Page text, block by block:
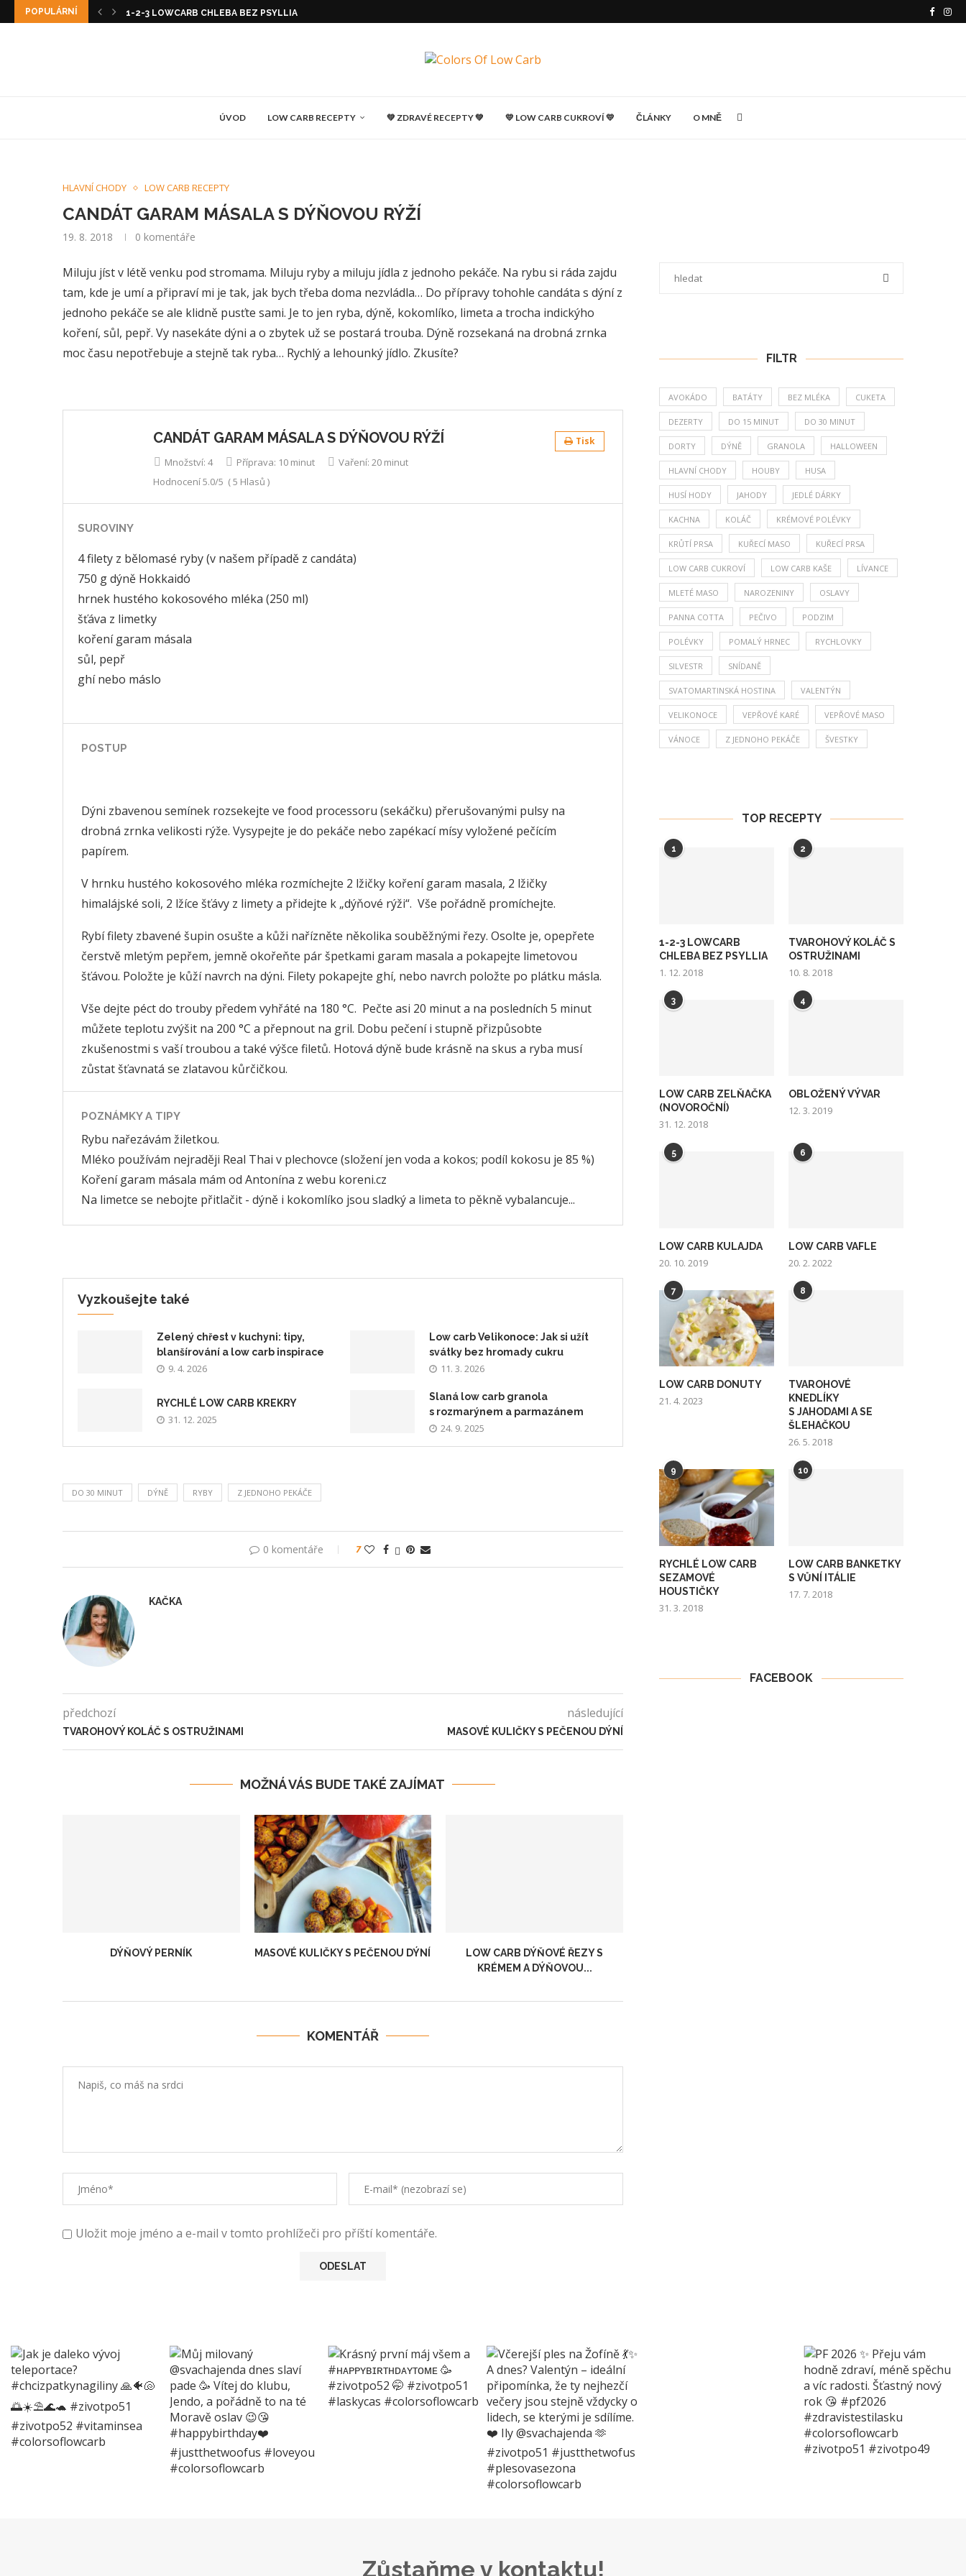
POPULÁRNÍ 1-2-3 LOWCARB CHLEBA BEZ PSYLLIA
ÚVOD LOW CARB RECEPTY 💚 ZDRAVÉ RECEPTY 💚 💛 LOW CARB CUKROVÍ 💛 ČLÁNKY O MNĚ
HLAVNÍ CHODY LOW CARB RECEPTY
CANDÁT GARAM MÁSALA S DÝŇOVOU RÝŽÍ
19. 8. 2018 0 komentáře
Miluju jíst v létě venku pod stromama. Miluju ryby a miluju jídla z jednoho pekáče. Na rybu si ráda zajdu
tam, kde je umí a připraví mi je tak, jak bych třeba doma nezvládla… Do přípravy tohohle candáta s dýní z
jednoho pekáče se ale klidně pusťte sami. Je to jen ryba, dýně, kokomlíko, limeta a trocha indickýho
koření, sůl, pepř. Vy nasekáte dýni a o zbytek už se postará trouba. Dýně rozsekaná na drobná zrnka
moc času nepotřebuje a stejně tak ryba… Rychlý a lehounký jídlo. Zkusíte?
CANDÁT GARAM MÁSALA S DÝŇOVOU RÝŽÍ Tisk
Množství: 4 Příprava: 10 minut Vaření: 20 minut
Hodnocení5.0/5 (5 Hlasů )
SUROVINY
4 filety z bělomasé ryby (v našem případě z candáta)
750 g dýně Hokkaidó
hrnek hustého kokosového mléka (250 ml)
šťáva z limetky
koření garam másala
sůl, pepř
ghí nebo máslo
POSTUP
Dýni zbavenou semínek rozsekejte ve food processoru (sekáčku) přerušovanými pulsy na
drobná zrnka velikosti rýže. Vysypejte je do pekáče nebo zapékací mísy vyložené pečícím
papírem.
V hrnku hustého kokosového mléka rozmíchejte 2 lžičky koření garam masala, 2 lžičky
himalájské soli, 2 lžíce šťávy z limety a přidejte k „dýňové rýži“. Vše pořádně promíchejte.
Rybí filety zbavené šupin osušte a kůži nařízněte několika souběžnými řezy. Osolte je, opepřete
čerstvě mletým pepřem, jemně okořeňte pár špetkami garam masala a pokapejte limetovou
šťávou. Položte je kůží navrch na dýni. Filety pokapejte ghí, nebo navrch položte po plátku másla.
Vše dejte péct do trouby předem vyhřáté na 180 °C. Pečte asi 20 minut a na posledních 5 minut
můžete teplotu zvýšit na 200 °C a přepnout na gril. Dobu pečení i stupně přizpůsobte
zkušenostmi s vaší troubou a také výšce filetů. Hotová dýně bude krásně na skus a ryba musí
zůstat šťavnatá se zlatavou kůrčičkou.
POZNÁMKY A TIPY
Rybu nařezávám žiletkou.
Mléko používám nejraději Real Thai v plechovce (složení jen voda a kokos; podíl kokosu je 85 %)
Koření garam másala mám od Antonína z webu koreni.cz
Na limetce se nebojte přitlačit - dýně i kokomlíko jsou sladký a limeta to pěkně vybalancuje...
Vyzkoušejte také
Zelený chřest v kuchyni: tipy,
blanšírování a low carb inspirace
9. 4. 2026
Low carb Velikonoce: Jak si užít
svátky bez hromady cukru
11. 3. 2026
RYCHLÉ LOW CARB KREKRY
31. 12. 2025
Slaná low carb granola
s rozmarýnem a parmazánem
24. 9. 2025
DO 30 MINUT DÝNĚ RYBY Z JEDNOHO PEKÁČE
0 komentáře 7
KAČKA
předchozí
TVAROHOVÝ KOLÁČ S OSTRUŽINAMI
následující
MASOVÉ KULIČKY S PEČENOU DÝNÍ
MOŽNÁ VÁS BUDE TAKÉ ZAJÍMAT
DÝŇOVÝ PERNÍK MASOVÉ KULIČKY S PEČENOU DÝNÍ
LOW CARB DÝŇOVÉ ŘEZY S
KRÉMEM A DÝŇOVOU...
KOMENTÁŘ
Uložit moje jméno a e-mail v tomto prohlížeči pro příští komentáře.
FILTR
AVOKÁDO BATÁTY BEZ MLÉKA CUKETA
DEZERTY DO 15 MINUT DO 30 MINUT
DORTY DÝNĚ GRANOLA HALLOWEEN
HLAVNÍ CHODY HOUBY HUSA
HUSÍ HODY JAHODY JEDLÉ DÁRKY
KACHNA KOLÁČ KRÉMOVÉ POLÉVKY
KRŮTÍ PRSA KUŘECÍ MASO KUŘECÍ PRSA
LOW CARB CUKROVÍ LOW CARB KAŠE LÍVANCE
MLETÉ MASO NAROZENINY OSLAVY
PANNA COTTA PEČIVO PODZIM
POLÉVKY POMALÝ HRNEC RYCHLOVKY
SILVESTR SNÍDANĚ
SVATOMARTINSKÁ HOSTINA VALENTÝN
VELIKONOCE VEPŘOVÉ KARÉ VEPŘOVÉ MASO
VÁNOCE Z JEDNOHO PEKÁČE ŠVESTKY
TOP RECEPTY
1
1-2-3 LOWCARB
CHLEBA BEZ PSYLLIA
1. 12. 2018
2
TVAROHOVÝ KOLÁČ S
OSTRUŽINAMI
10. 8. 2018
3
LOW CARB ZELŇAČKA
(NOVOROČNÍ)
31. 12. 2018
4
OBLOŽENÝ VÝVAR
12. 3. 2019
5
LOW CARB KULAJDA
20. 10. 2019
6
LOW CARB VAFLE
20. 2. 2022
7
LOW CARB DONUTY
21. 4. 2023
8
TVAROHOVÉ
KNEDLÍKY
S JAHODAMI A SE
ŠLEHAČKOU
26. 5. 2018
9
RYCHLÉ LOW CARB
SEZAMOVÉ
HOUSTIČKY
31. 3. 2018
10
LOW CARB BANKETKY
S VŮNÍ ITÁLIE
17. 7. 2018
FACEBOOK
Zůstaňme v kontaktu!